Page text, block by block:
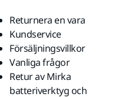
Returnera en vara
Kundservice
Försäljningsvillkor
Vanliga frågor
Retur av Mirka
batteriverktyg och